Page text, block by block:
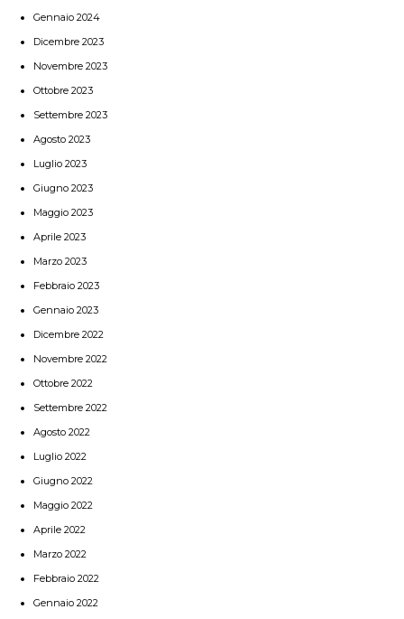
Gennaio 2024
Dicembre 2023
Novembre 2023
Ottobre 2023
Settembre 2023
Agosto 2023
Luglio 2023
Giugno 2023
Maggio 2023
Aprile 2023
Marzo 2023
Febbraio 2023
Gennaio 2023
Dicembre 2022
Novembre 2022
Ottobre 2022
Settembre 2022
Agosto 2022
Luglio 2022
Giugno 2022
Maggio 2022
Aprile 2022
Marzo 2022
Febbraio 2022
Gennaio 2022